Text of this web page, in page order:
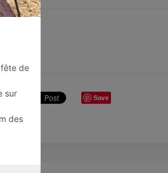
Save
de
sur
des